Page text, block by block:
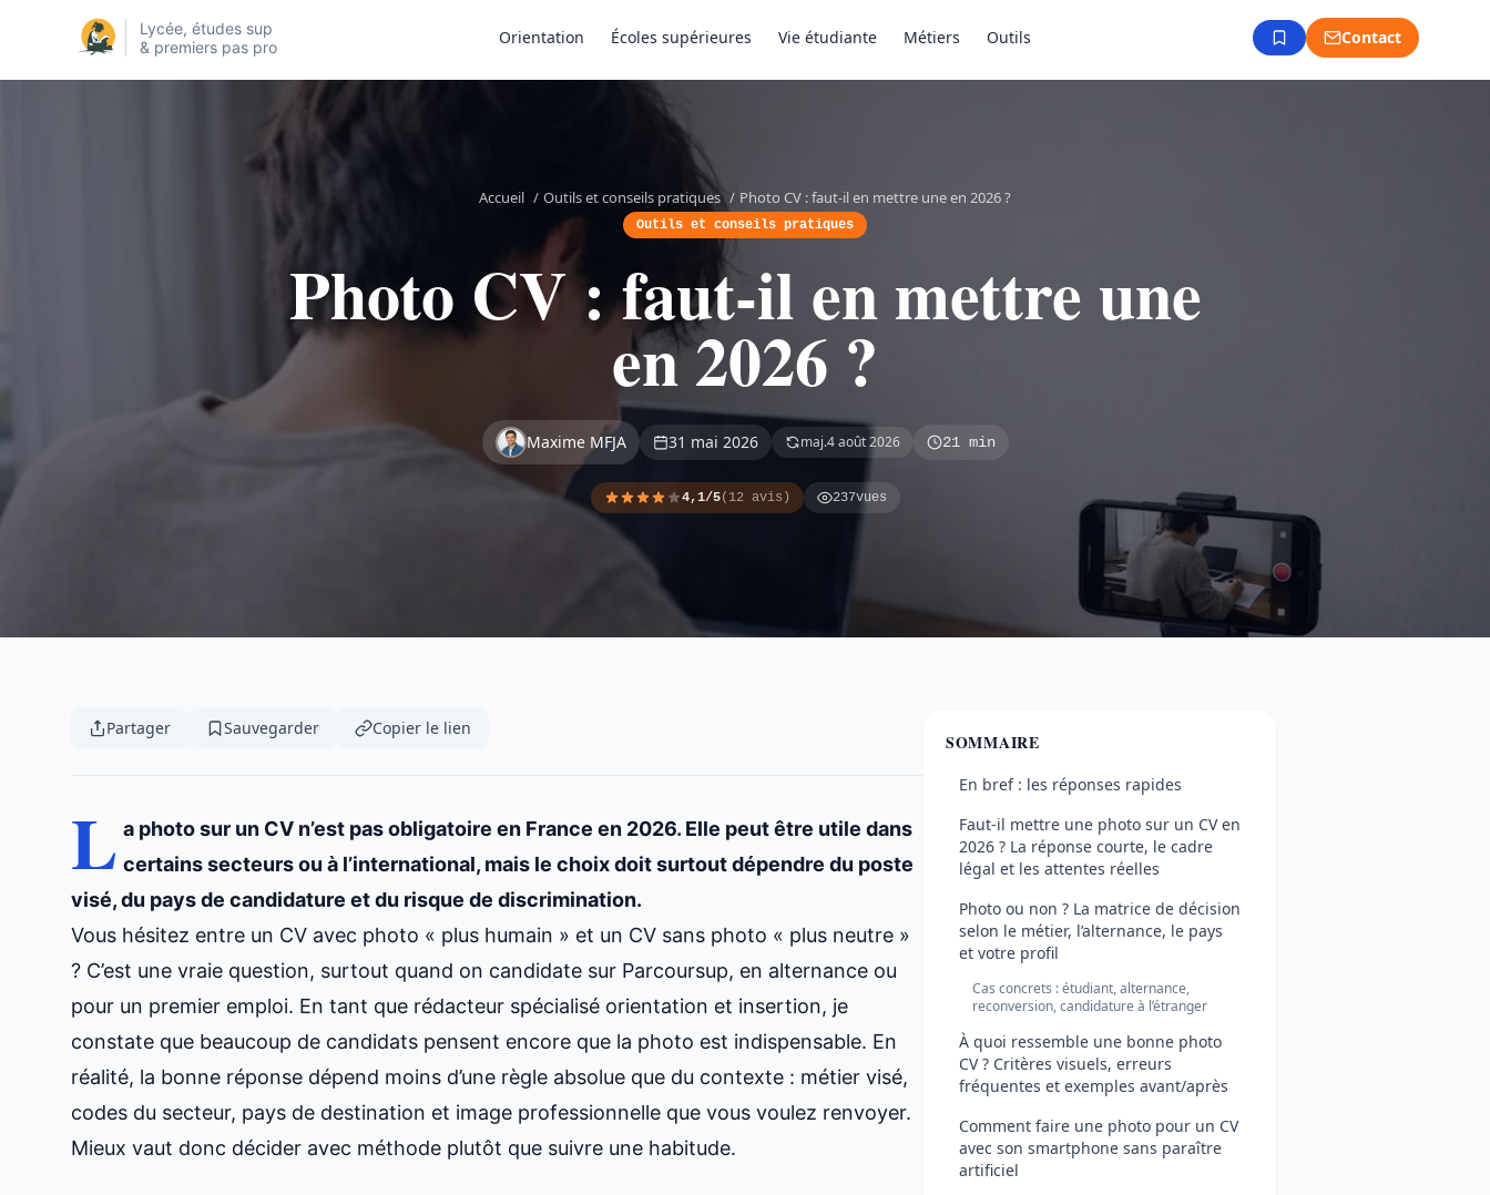
Lycée, études sup
& premiers pas pro
Orientation Écoles supérieures Vie étudiante Métiers Outils Contact
Accueil / Outils et conseils pratiques / Photo CV : faut-il en mettre une en 2026 ?
Outils et conseils pratiques
Photo CV : faut-il en mettre une
en 2026 ?
Maxime MFJA 31 mai 2026 maj.4 août 2026 21 min
4,1/5(12 avis) 237vues
Partager Sauvegarder Copier le lien
L a photo sur un CV n’est pas obligatoire en France en 2026. Elle peut être utile dans
certains secteurs ou à l’international, mais le choix doit surtout dépendre du poste
visé, du pays de candidature et du risque de discrimination.
Vous hésitez entre un CV avec photo « plus humain » et un CV sans photo « plus neutre »
? C’est une vraie question, surtout quand on candidate sur Parcoursup, en alternance ou
pour un premier emploi. En tant que rédacteur spécialisé orientation et insertion, je
constate que beaucoup de candidats pensent encore que la photo est indispensable. En
réalité, la bonne réponse dépend moins d’une règle absolue que du contexte : métier visé,
codes du secteur, pays de destination et image professionnelle que vous voulez renvoyer.
Mieux vaut donc décider avec méthode plutôt que suivre une habitude.
SOMMAIRE
En bref : les réponses rapides
Faut-il mettre une photo sur un CV en
2026 ? La réponse courte, le cadre
légal et les attentes réelles
Photo ou non ? La matrice de décision
selon le métier, l’alternance, le pays
et votre profil
Cas concrets : étudiant, alternance,
reconversion, candidature à l’étranger
À quoi ressemble une bonne photo
CV ? Critères visuels, erreurs
fréquentes et exemples avant/après
Comment faire une photo pour un CV
avec son smartphone sans paraître
artificiel